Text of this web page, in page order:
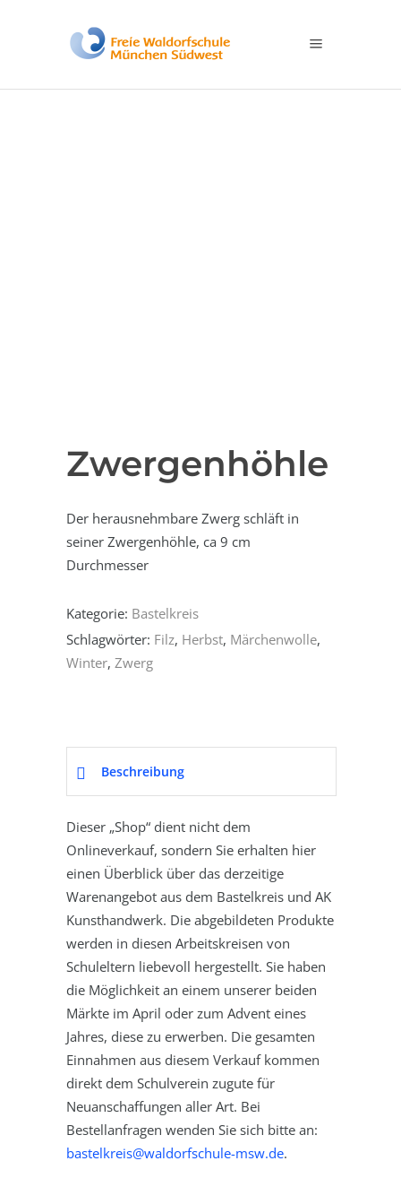
Zwergenhöhle
Der herausnehmbare Zwerg schläft in
seiner Zwergenhöhle, ca 9 cm
Durchmesser
Kategorie: Bastelkreis
Schlagwörter: Filz, Herbst, Märchenwolle,
Winter, Zwerg
Beschreibung
Dieser „Shop“ dient nicht dem
Onlineverkauf, sondern Sie erhalten hier
einen Überblick über das derzeitige
Warenangebot aus dem Bastelkreis und AK
Kunsthandwerk. Die abgebildeten Produkte
werden in diesen Arbeitskreisen von
Schuleltern liebevoll hergestellt. Sie haben
die Möglichkeit an einem unserer beiden
Märkte im April oder zum Advent eines
Jahres, diese zu erwerben. Die gesamten
Einnahmen aus diesem Verkauf kommen
direkt dem Schulverein zugute für
Neuanschaffungen aller Art. Bei
Bestellanfragen wenden Sie sich bitte an:
bastelkreis@waldorfschule-msw.de.